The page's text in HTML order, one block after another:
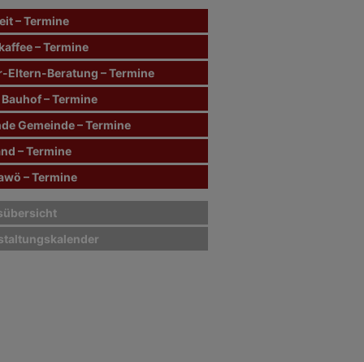
– Termine
– Termine
Eltern-Beratung – Termine
– Termine
Gemeinde – Termine
– Termine
– Termine